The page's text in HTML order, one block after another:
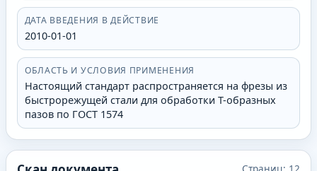
ДАТА ВВЕДЕНИЯ В ДЕЙСТВИЕ
2010-01-01
ОБЛАСТЬ И УСЛОВИЯ ПРИМЕНЕНИЯ
Настоящий стандарт распространяется на фрезы из
быстрорежущей стали для обработки Т-образных
пазов по ГОСТ 1574